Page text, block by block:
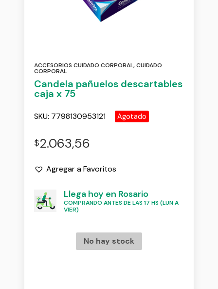
ACCESORIOS CUIDADO CORPORAL,CUIDADO
CORPORAL
Candela pañuelos descartables
caja x 75
SKU: 7798130953121 Agotado
$2.063,56
Agregar a Favoritos
Llega hoy en Rosario
COMPRANDO ANTES DE LAS 17 HS (LUN A
VIER)
No hay stock